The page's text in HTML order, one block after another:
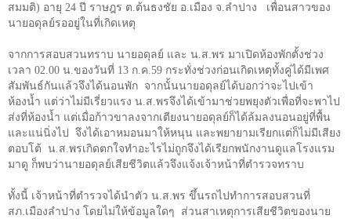
สมมติ) อายุ 24 ปี ราษฎร ต.ต้นธงชัย อ.เมือง จ.ลำปาง เพื่อนสาวของ
นายอดุลย์รออยู่ในที่เกิดเหตุ
จากการสอบสวนทราบ นายอดุลย์ และ น.ส.พร มาเปิดห้องพักตั้งช่วง
เวลา 02.00 น.ของวันที่ 13 ก.ค. 59 กระทั่งช่วงก่อนเกิดเหตุทั้งคู่ได้มีเพศ
สัมพันธ์กันแล้วจึงได้นอนพัก จากนั้นนายอดุลย์ได้บอกว่าจะไปเข้า
ห้องน้ำ แต่ว่าไม่มีเรี่ยวแรง น.ส.พรจึงได้เข้ามาช่วยพยุงตัวเพื่อที่จะพาไป
ส่งที่ห้องน้ำ แต่เมื่อก้าวขาลงจากเตียงนายอดุลย์ก็ได้ล้มลงนอนอยู่ที่พื้น
และแน่นิ่งไป จึงได้เอาหมอนมาให้หนุน และพยายามเรียกแต่ก็ไม่มีเสียง
ตอบโต้ น.ส.พรเกิดตกใจทำอะไรไม่ถูกจึงได้เรียกพนักงานดูแลโรงแรม
มาดู ก็พบว่านายอดุลย์เสียชีวิตแล้วจึงแจ้งเจ้าหน้าที่ตำรวจทราบ
ทั้งนี้ เจ้าหน้าที่ตำรวจได้นำตัว น.ส.พร ขึ้นรถไปทำการสอบสวนที่
สภ.เมืองลำปาง โดยไม่ให้ข้อมูลใดๆ
ส่วนสาเหตุการเสียชีวิตของนาย